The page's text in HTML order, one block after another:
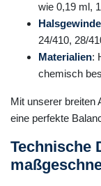
wie 0,19 ml,
Halsgewinde
24/410, 28/
Materialien:
chemisch
Mit unserer breiten
eine perfekte
Technische